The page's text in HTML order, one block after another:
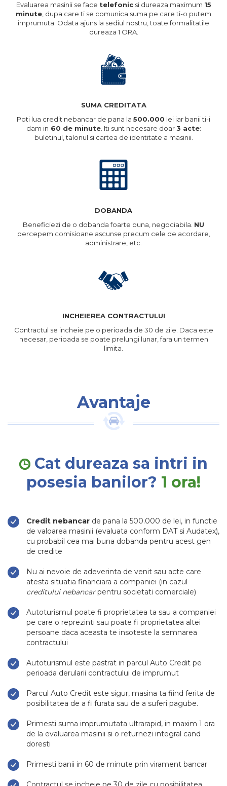
Evaluarea masinii se face telefonicsi dureaza maximum 15
minute , dupa care ti se comunica suma pe care ti-o putem
imprumuta. Odata ajuns la sediul nostru, toate formalitatile
dureaza 1 ORA.
SUMA CREDITATA
Poti lua credit nebancar de pana la 500.000 lei iar banii ti-i
dam in 60 de minute. Iti sunt necesare doar3 acte:
buletinul, talonul si cartea de identitate a masinii.
DOBANDA
Beneficiezi de o dobanda foarte buna, negociabila. NU
percepem comisioane ascunse precum cele de acordare,
administrare, etc.
INCHEIEREA CONTRACTULUI
Contractul se incheie pe o perioada de 30 de zile. Daca este
necesar, perioada se poate prelungi lunar, fara un termen
limita.
Avantaje
Cat dureaza sa intri in
posesia banilor? 1 ora!
Credit nebancar de pana la 500.000 de lei, in functie
de valoarea masinii (evaluata conform DAT si Audatex),
cu probabil cea mai buna dobanda pentru acest gen
de credite
Nu ai nevoie de adeverinta de venit sau acte care
atesta situatia financiara a companiei (in cazul
creditului nebancarpentru societati comerciale)
Autoturismul poate fi proprietatea ta sau a companiei
pe care o reprezinti sau poate fi proprietatea altei
persoane daca aceasta te insoteste la semnarea
contractului
Autoturismul este pastrat in parcul Auto Credit pe
perioada derularii contractului de imprumut
Parcul Auto Credit este sigur, masina ta fiind ferita de
posibilitatea de a fi furata sau de a suferi pagube.
Primesti suma imprumutata ultrarapid, in maxim 1 ora
de la evaluarea masinii si o returnezi integral cand
doresti
Primesti banii in 60 de minute prin virament bancar